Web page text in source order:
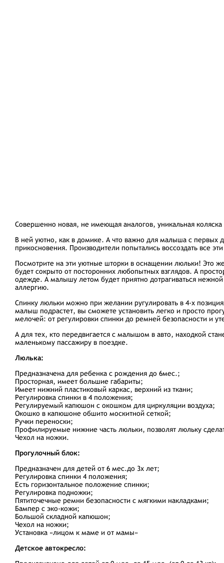
Совершенно новая, не имеющая аналогов, уникальная
В ней уютно, как в домике. А что важно для малыша с
прикосновения. Производители попытались воссоздать все
Посмотрите на эти уютные шторки в оснащении люльки! Это
будет сокрыто от посторонних любопытных взглядов. А
одежде. А малышу летом будет приятно дотрагиваться
аллергию.
Спинку люльки можно при желании ругулировать в 4-х
малыш подрастет, вы сможете установить легко и просто
мелочей: от регулировки спинки до ремней безопасности и
А для тех, кто передвигается с малышом в авто, находкой
маленькому пассажиру в поездке.
Люлька:
Предназначена для ребенка с рождения до 6мес.;
Просторная, имеет большие габариты;
Имеет нижний пластиковый каркас, верхний из ткани;
Регулировка спинки в 4 положения;
Регулируемый капюшон с окошком для циркуляции воздуха;
Окошко в капюшоне обшито москитной сеткой;
Ручки переноски;
Профилируемые нижние часть люльки, позволят люльку
Чехол на ножки.
Прогулочный блок:
Предназначен для детей от 6 мес.до 3х лет;
Регулировка спинки 4 положения;
Есть горизонтальное положение спинки;
Регулировка подножки;
Пятиточечные ремни безопасности с мягкими накладками;
Бампер с эко-кожи;
Большой складной капюшон;
Чехол на ножки;
Установка «лицом к маме и от мамы»
Детское автокресло: